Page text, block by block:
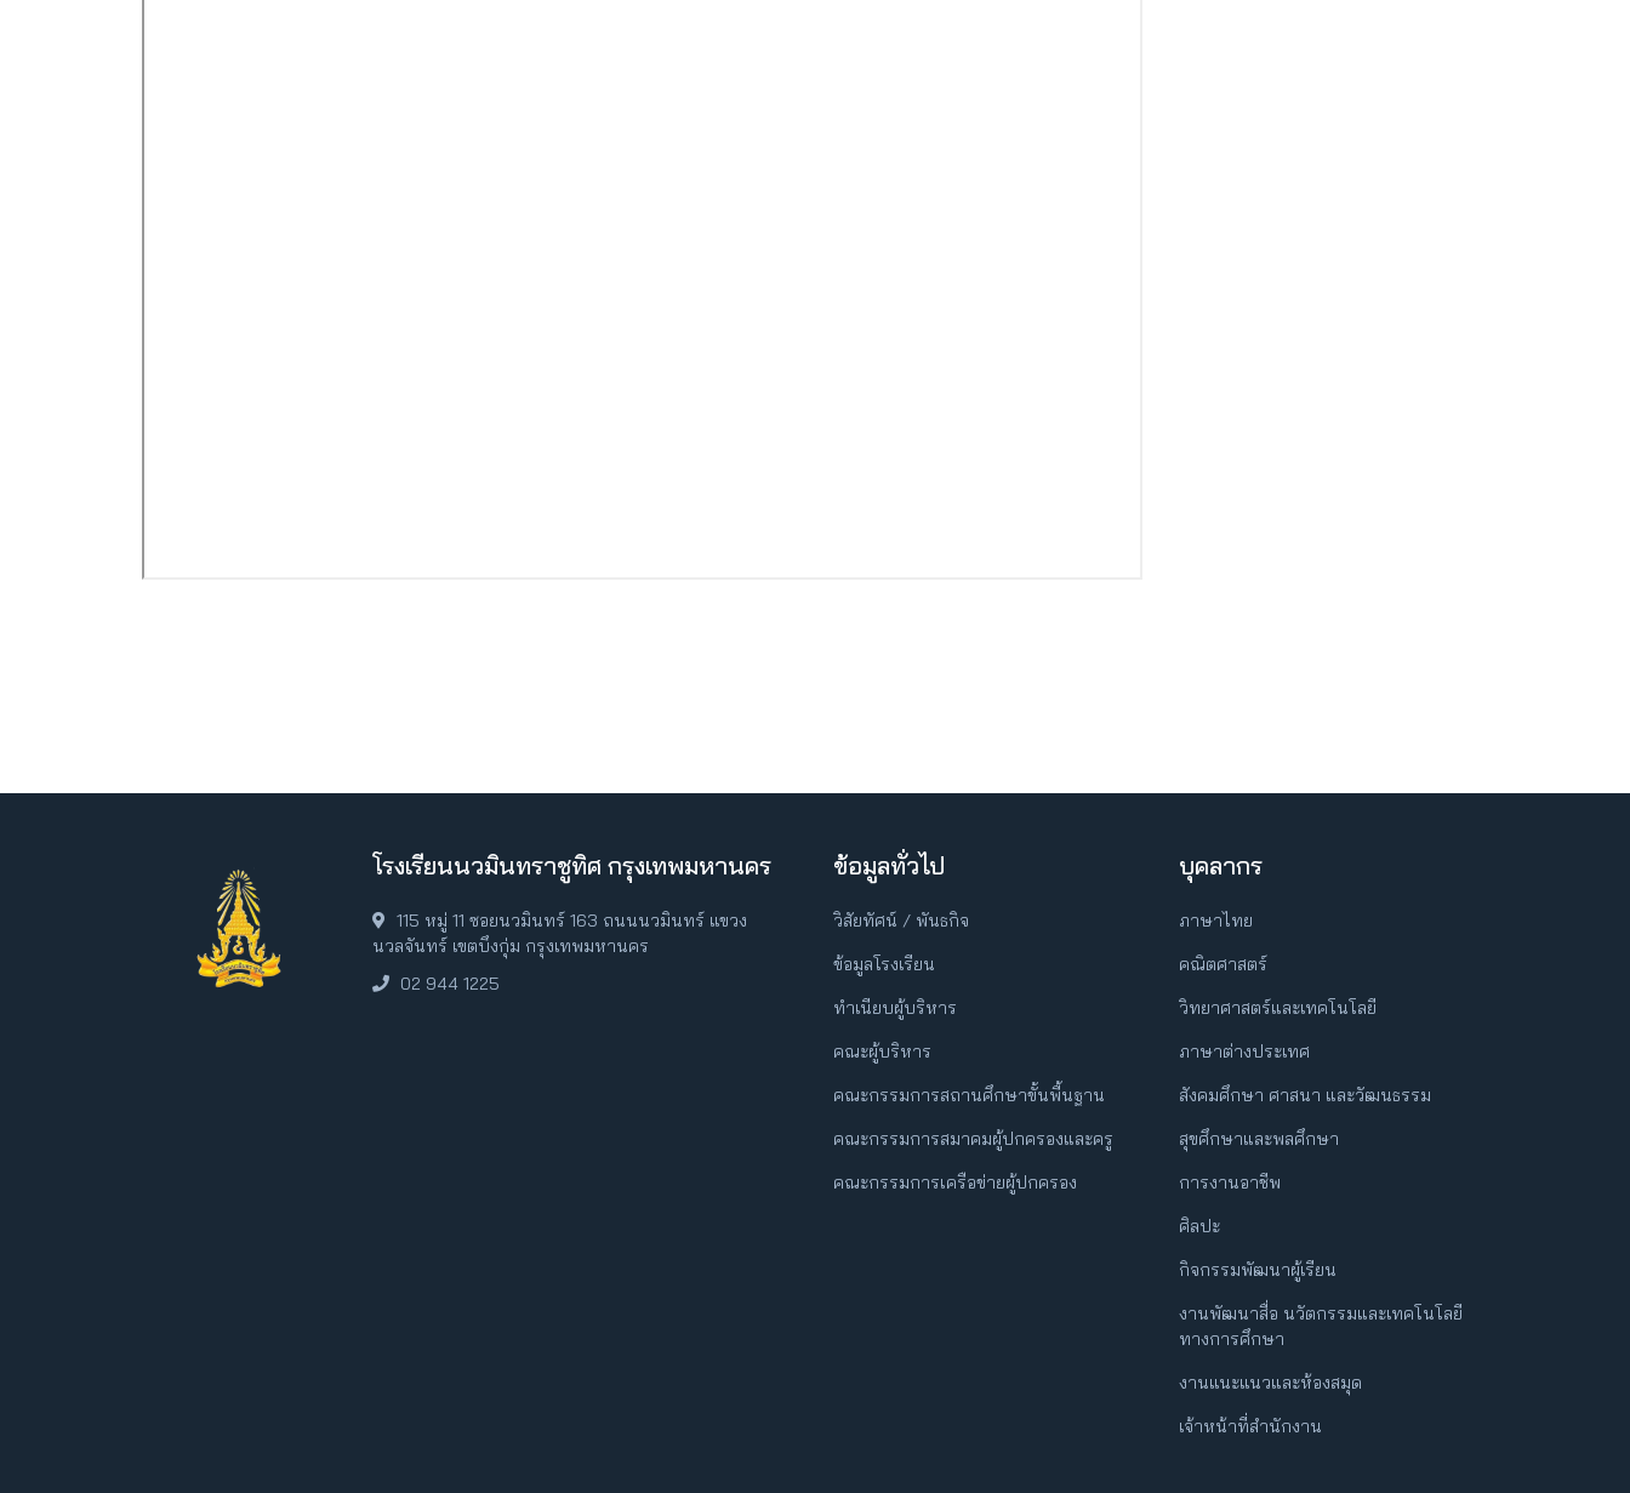
โรงเรียนนวมินทราชูทิศ กรุงเทพมหานคร
115 หมู่ 11 ซอยนวมินทร์ 163 ถนนนวมินทร์ แขวง
นวลจันทร์ เขตบึงกุ่ม กรุงเทพมหานคร
02 944 1225
ข้อมูลทั่วไป
วิสัยทัศน์ / พันธกิจ
ข้อมูลโรงเรียน
ทำเนียบผู้บริหาร
คณะผู้บริหาร
คณะกรรมการสถานศึกษาขั้นพื้นฐาน
คณะกรรมการสมาคมผู้ปกครองและครู
คณะกรรมการเครือข่ายผู้ปกครอง
บุคลากร
ภาษาไทย
คณิตศาสตร์
วิทยาศาสตร์และเทคโนโลยี
ภาษาต่างประเทศ
สังคมศึกษา ศาสนา และวัฒนธรรม
สุขศึกษาและพลศึกษา
การงานอาชีพ
ศิลปะ
กิจกรรมพัฒนาผู้เรียน
งานพัฒนาสื่อ นวัตกรรมและเทคโนโลยี
ทางการศึกษา
งานแนะแนวและห้องสมุด
เจ้าหน้าที่สำนักงาน